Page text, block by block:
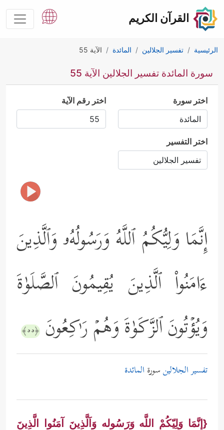
القرآن الكريم
الرئيسية تفسير الجلالين المائدة الآية 55
سورة المائدة تفسير الجلالين الآية 55
اختر سورة اختر رقم الآية
اختر التفسير
إِنَّمَا وَلِیُّكُمُ ٱللَّهُ وَرَسُولُهُۥ وَٱلَّذِینَ
ءَامَنُواْ ٱلَّذِینَ یُقِیمُونَ ٱلصَّلَوٰةَ
وَیُؤۡتُونَ ٱلزَّكَوٰةَ وَهُمۡ رَ ٰ⁠كِعُونَ ﴿٥٥﴾
تفسير الجلالينسورة المائدة
{إنَّمَا وَلِيّكُمْ اللَّه وَرَسُوله وَاَلَّذِينَ آمَنُوا الَّذِينَ